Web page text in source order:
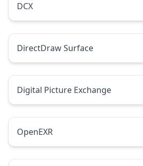
DCX
DirectDraw Surface
Digital Picture Exchange
OpenEXR